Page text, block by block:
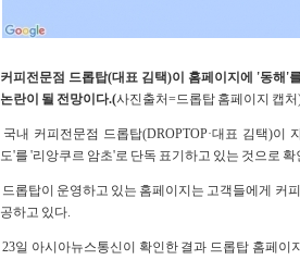
커피전문점 드롭탑(대표 김택)이 홈페이지에 '동해'
논란이 될 전망이다.(사진출처=드롭탑 홈페이지 캡처
국내 커피전문점 드롭탑(DROPTOP·대표 김택)이
도'를 '리앙쿠르 암초'로 단독 표기하고 있는 것으로
드롭탑이 운영하고 있는 홈페이지는 고객들에게 커
공하고 있다.
23일 아시아뉴스통신이 확인한 결과 드롭탑 홈페이